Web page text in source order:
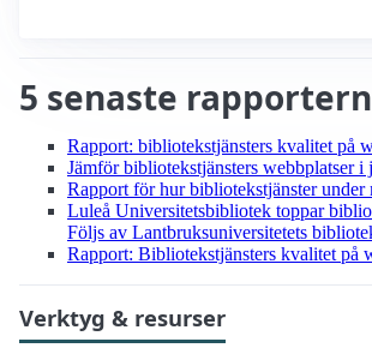
5 senaste
Rapport: biblioteks­tjänsters kvalitet på
Jämför biblioteks­tjänsters webbplatser i
Rapport för hur biblioteks­tjänster under
Luleå Universitetsbibliotek toppar
Följs av Lantbruksuniversitetets
Rapport: Biblioteks­tjänsters kvalitet på
Verktyg & resurser